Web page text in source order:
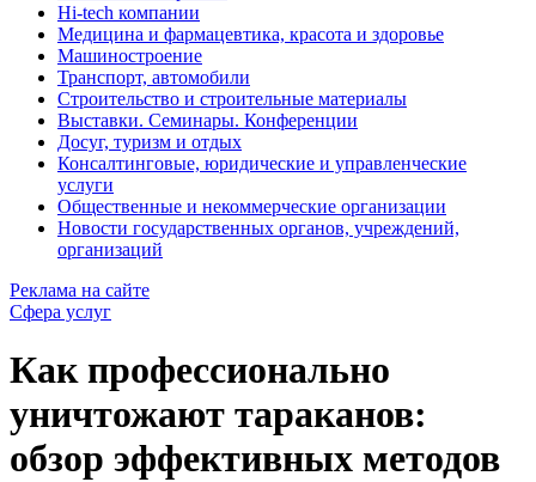
Hi-tech компании
Медицина и фармацевтика, красота и здоровье
Машиностроение
Транспорт, автомобили
Строительство и строительные материалы
Выставки. Семинары. Конференции
Досуг, туризм и отдых
Консалтинговые, юридические и управленческие
услуги
Общественные и некоммерческие организации
Новости государственных органов, учреждений,
организаций
Реклама на сайте
Сфера услуг
Как профессионально
уничтожают тараканов:
обзор эффективных методов